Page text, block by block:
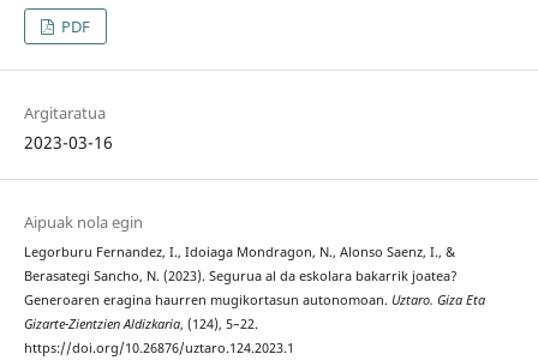
PDF
Argitaratua
2023-03-16
Aipuak nola egin
Legorburu Fernandez, I., Idoiaga Mondragon, N., Alonso Saenz, I., &
Berasategi Sancho, N. (2023). Segurua al da eskolara bakarrik joatea?
Generoaren eragina haurren mugikortasun autonomoan. Uztaro. Giza Eta
Gizarte-Zientzien Aldizkaria, (124), 5–22.
https://doi.org/10.26876/uztaro.124.2023.1